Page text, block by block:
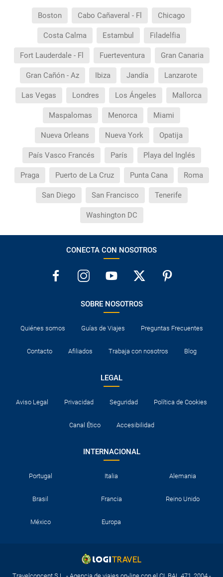
Boston Cabo Cañaveral - Fl Chicago
Costa Calma Estambul Filadelfia
Fort Lauderdale - Fl Fuerteventura Gran Canaria
Gran Cañón - Az Ibiza Jandía Lanzarote
Las Vegas Londres Los Ángeles Mallorca
Maspalomas Menorca Miami
Nueva Orleans Nueva York Opatija
País Vasco Francés París Playa del Inglés
Praga Puerto de La Cruz Punta Cana Roma
San Diego San Francisco Tenerife
Washington DC
CONECTA CON NOSOTROS
SOBRE NOSOTROS
Quiénes somos Guías de Viajes Preguntas Frecuentes
Contacto Afiliados Trabaja con nosotros Blog
LEGAL
Aviso Legal Privacidad Seguridad Política de Cookies
Canal Ético Accesibilidad
INTERNACIONAL
Portugal Italia Alemania
Brasil Francia Reino Unido
México Europa
Travelconcept S.L. - Agencia de viajes on-line con el CI. BAL 471, 2004 -